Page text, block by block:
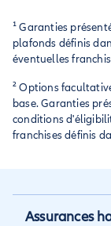
assistance
¹ Garanties
plafonds définis
éventuelles
² Options
base. Garanties
conditions
franchises définis
Assurances